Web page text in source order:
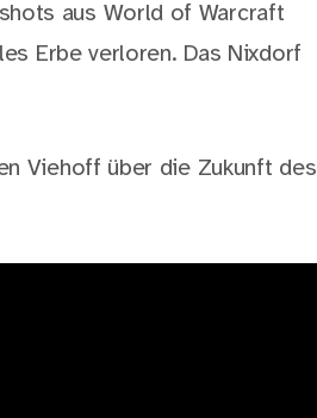
aus World of Warcraft
Erbe verloren. Das Nixdorf
Viehoff über die Zukunft des